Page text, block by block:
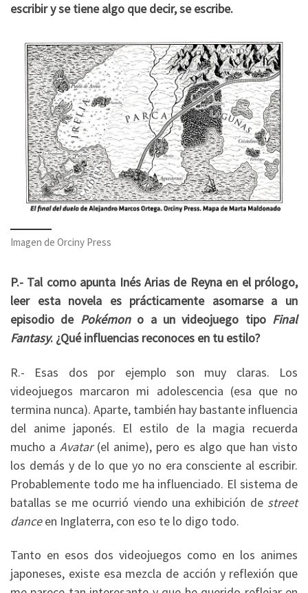
escribir y se tiene algo que decir, se escribe.
Imagen de Orciny Press
P.- Tal como apunta Inés Arias de Reyna en el prólogo,
leer esta novela es prácticamente asomarse a un
episodio de Pokémon o a un videojuego tipo Final
Fantasy. ¿Qué influencias reconoces en tu estilo?
R.- Esas dos por ejemplo son muy claras. Los
videojuegos marcaron mi adolescencia (esa que no
termina nunca). Aparte, también hay bastante influencia
del anime japonés. El estilo de la magia recuerda
mucho a Avatar(el anime), pero es algo que han visto
los demás y de lo que yo no era consciente al escribir.
Probablemente todo me ha influenciado. El sistema de
batallas se me ocurrió viendo una exhibición de street
danceen Inglaterra, con eso te lo digo todo.
Tanto en esos dos videojuegos como en los animes
japoneses, existe esa mezcla de acción y reflexión que